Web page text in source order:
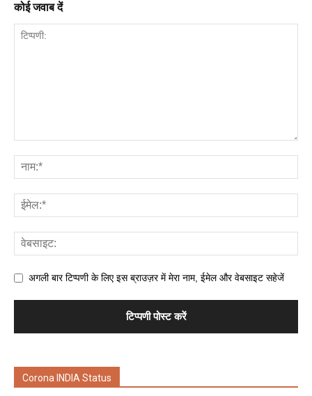
कोई जवाब दें
अगली बार टिप्पणी के लिए इस ब्राउज़र में मेरा नाम, ईमेल और वेबसाइट सहेजें
Corona INDIA Status